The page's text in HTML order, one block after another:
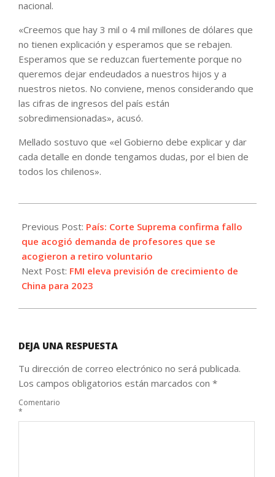
nacional.
«Creemos que hay 3 mil o 4 mil millones de dólares que
no tienen explicación y esperamos que se rebajen.
Esperamos que se reduzcan fuertemente porque no
queremos dejar endeudados a nuestros hijos y a
nuestros nietos. No conviene, menos considerando que
las cifras de ingresos del país están
sobredimensionadas», acusó.
Mellado sostuvo que «el Gobierno debe explicar y dar
cada detalle en donde tengamos dudas, por el bien de
todos los chilenos».
11-
07
Previous Post: País: Corte Suprema confirma fallo
que acogió demanda de profesores que se
acogieron a retiro voluntario
Next Post: FMI eleva previsión de crecimiento de
China para 2023
DEJA UNA RESPUESTA
Tu dirección de correo electrónico no será publicada.
Los campos obligatorios están marcados con *
Comentario
*